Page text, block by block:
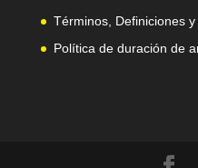
Términos, Definiciones
Política de duración de